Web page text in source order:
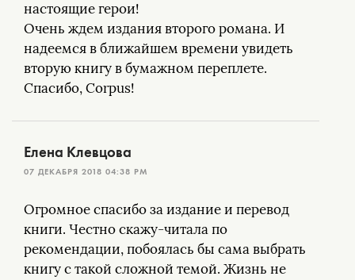
настоящие герои!
Очень ждем издания второго романа. И
надеемся в ближайшем времени увидеть
вторую книгу в бумажном переплете.
Спасибо, Corpus!
Огромное спасибо за издание и перевод
книги. Честно скажу-читала по
рекомендации, побоялась бы сама выбрать
книгу с такой сложной темой. Жизнь не
Елена Клевцова
07 ДЕКАБРЯ 2018 04:38 PM